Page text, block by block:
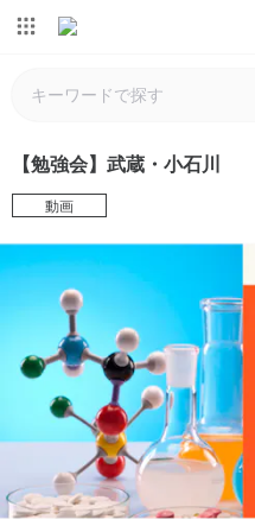
【勉強会】武蔵・小石川
動画